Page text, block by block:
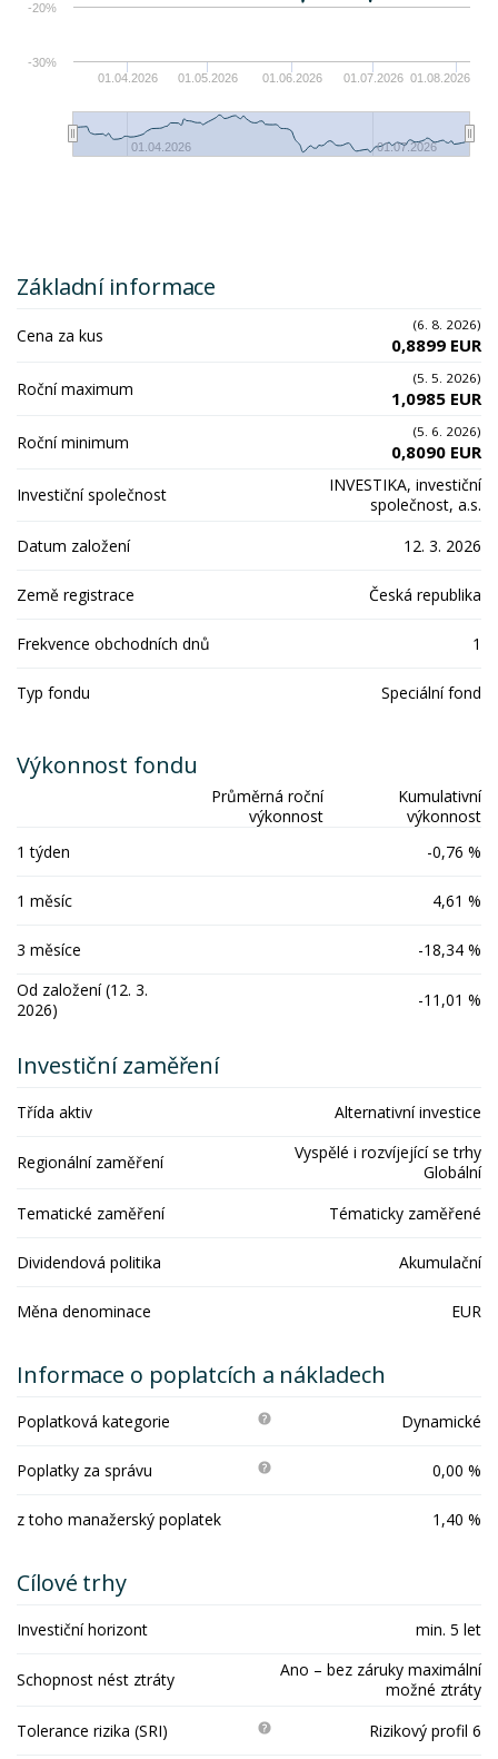
01.04.2026 01.05.2026 01.06.2026 01.07.2026 01.08.2026
01.04.2026 01.07.2026
-20%
-30%
Základní informace
Cena za kus (6. 8. 2026)
0,8899 EUR
Roční maximum (5. 5. 2026)
1,0985 EUR
Roční minimum (5. 6. 2026)
0,8090 EUR
Investiční společnost
INVESTIKA, investiční
společnost, a.s.
Datum založení
12. 3. 2026
Země registrace Česká republika
Frekvence obchodních dnů 1
Typ fondu Speciální fond
Výkonnost fondu
Průměrná roční
výkonnost
Kumulativní
výkonnost
1 týden
-0,76 %
1 měsíc 4,61 %
3 měsíce
-18,34 %
Od založení (12. 3.
2026)
-11,01 %
Investiční zaměření
Třída aktiv Alternativní investice
Regionální zaměření
Vyspělé i rozvíjející se trhy
Globální
Tematické zaměření
Tématicky zaměřené
Dividendová politika Akumulační
Měna denominace EUR
Informace o poplatcích a nákladech
Poplatková kategorie Dynamické
Poplatky za správu 0,00 %
z toho manažerský poplatek 1,40 %
Cílové trhy
Investiční horizont min. 5 let
Schopnost nést ztráty
Ano – bez záruky maximální
možné ztráty
Tolerance rizika (SRI)
Rizikový profil 6